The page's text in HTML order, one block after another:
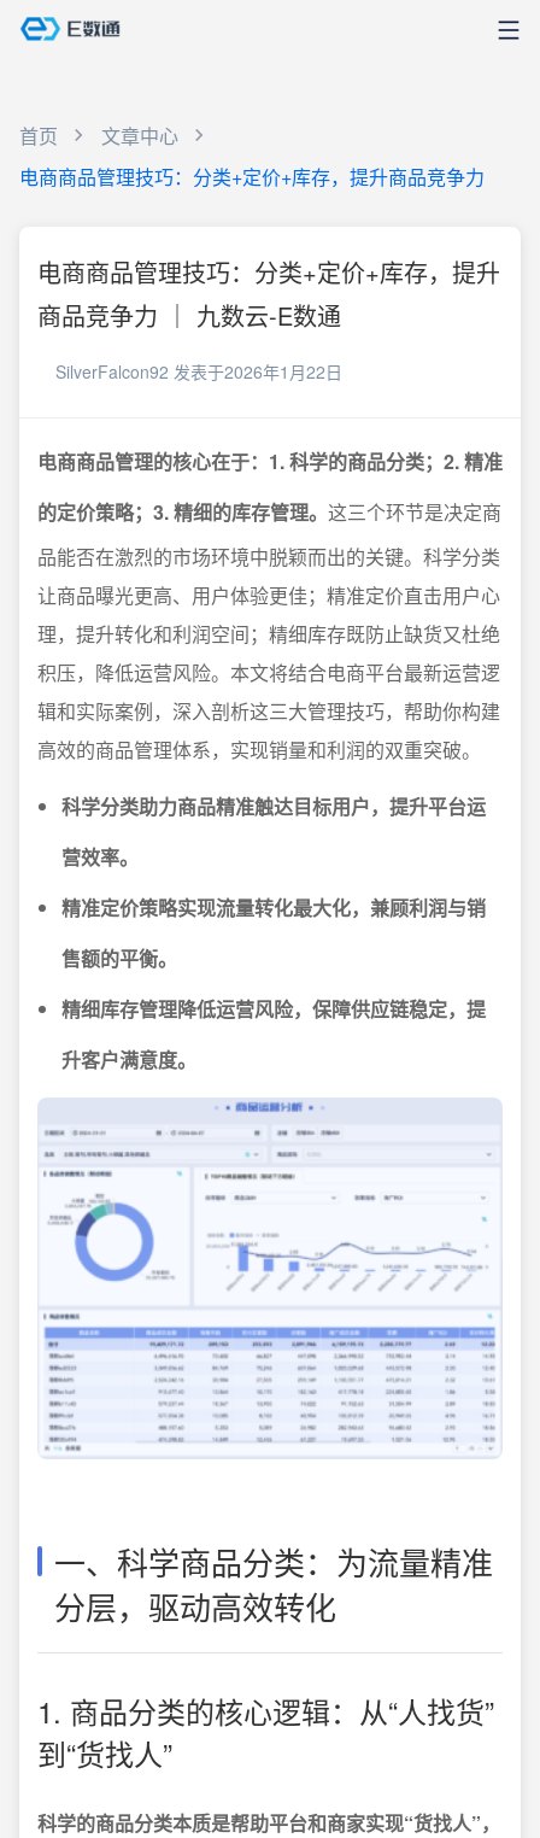
首页
文章中心
电商商品管理技巧：分类+定价+库存，提升商品竞争力
电商商品管理技巧：分类+定价+库存，提升
商品竞争力 ｜ 九数云-E数通
SilverFalcon92 发表于2026年1月22日
电商商品管理的核心在于：1. 科学的商品分类；2. 精准
的定价策略；3. 精细的库存管理。 这三个环节是决定商
品能否在激烈的市场环境中脱颖而出的关键。科学分类
让商品曝光更高、用户体验更佳；精准定价直击用户心
理，提升转化和利润空间；精细库存既防止缺货又杜绝
积压，降低运营风险。本文将结合电商平台最新运营逻
辑和实际案例，深入剖析这三大管理技巧，帮助你构建
高效的商品管理体系，实现销量和利润的双重突破。
科学分类助力商品精准触达目标用户，提升平台运
营效率。
精准定价策略实现流量转化最大化，兼顾利润与销
售额的平衡。
精细库存管理降低运营风险，保障供应链稳定，提
升客户满意度。
一、科学商品分类：为流量精准
分层，驱动高效转化
1. 商品分类的核心逻辑：从“人找货”
到“货找人”
科学的商品分类本质是帮助平台和商家实现“货找人”，